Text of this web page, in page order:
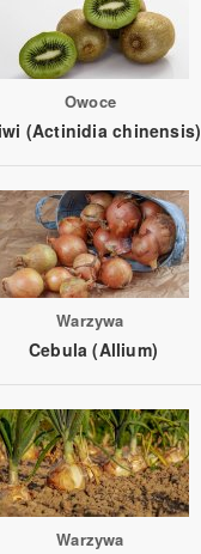
Owoce
(Actinidia chinensis)
Warzywa
Cebula (Allium)
Warzywa